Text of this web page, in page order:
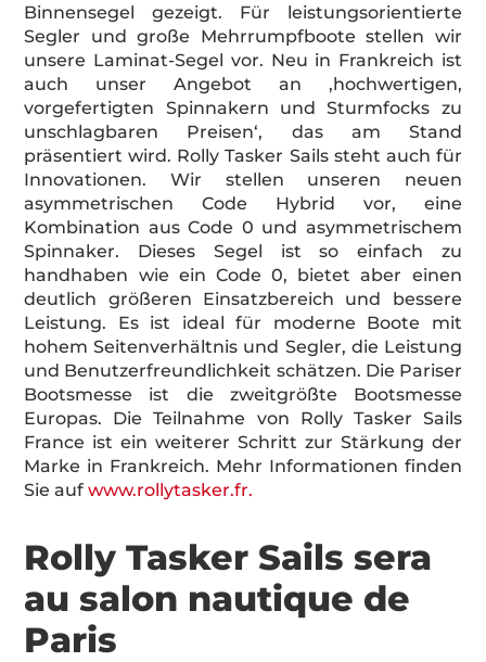
Binnensegel gezeigt. Für leistungsorientierte
Segler und große Mehrrumpfboote stellen wir
unsere Laminat-Segel vor. Neu in Frankreich ist
auch unser Angebot an ‚hochwertigen,
vorgefertigten Spinnakern und Sturmfocks zu
unschlagbaren Preisen‘, das am Stand
präsentiert wird. Rolly Tasker Sails steht auch für
Innovationen. Wir stellen unseren neuen
asymmetrischen Code Hybrid vor, eine
Kombination aus Code 0 und asymmetrischem
Spinnaker. Dieses Segel ist so einfach zu
handhaben wie ein Code 0, bietet aber einen
deutlich größeren Einsatzbereich und bessere
Leistung. Es ist ideal für moderne Boote mit
hohem Seitenverhältnis und Segler, die Leistung
und Benutzerfreundlichkeit schätzen. Die Pariser
Bootsmesse ist die zweitgrößte Bootsmesse
Europas. Die Teilnahme von Rolly Tasker Sails
France ist ein weiterer Schritt zur Stärkung der
Marke in Frankreich. Mehr Informationen finden
Sie aufwww.rollytasker.fr.
Rolly Tasker Sails sera
au salon nautique de
Paris